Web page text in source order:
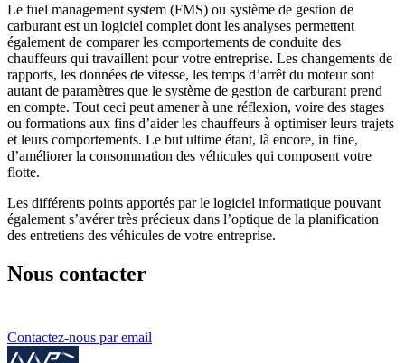
Le fuel management system (FMS) ou système de gestion de
carburant est un logiciel complet dont les analyses permettent
également de comparer les comportements de conduite des
chauffeurs qui travaillent pour votre entreprise. Les changements de
rapports, les données de vitesse, les temps d’arrêt du moteur sont
autant de paramètres que le système de gestion de carburant prend
en compte. Tout ceci peut amener à une réflexion, voire des stages
ou formations aux fins d’aider les chauffeurs à optimiser leurs trajets
et leurs comportements. Le but ultime étant, là encore, in fine,
d’améliorer la consommation des véhicules qui composent votre
flotte.
Les différents points apportés par le logiciel informatique pouvant
également s’avérer très précieux dans l’optique de la planification
des entretiens des véhicules de votre entreprise.
Nous contacter
Contactez-nous par email